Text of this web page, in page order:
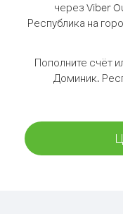
через Viber
Республика на
Пополните счёт
Доминик.